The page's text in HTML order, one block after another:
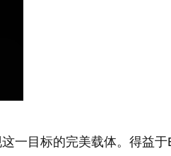
一目标的完美载体。得益于